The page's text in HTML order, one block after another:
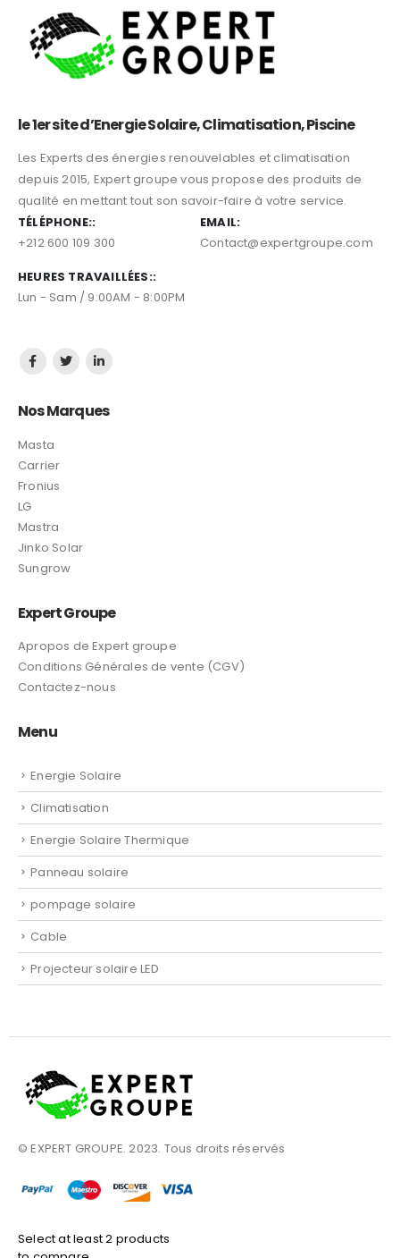
le 1er site d’Energie Solaire, Climatisation, Piscine
Les Experts des énergies renouvelables et climatisation
depuis 2015, Expert groupe vous propose des produits de
qualité en mettant tout son savoir-faire à votre service.
TÉLÉPHONE::
+212 600 109 300
EMAIL:
Contact@expertgroupe.com
HEURES TRAVAILLÉES::
Lun - Sam / 9:00AM - 8:00PM
Nos Marques
Masta
Carrier
Fronius
LG
Mastra
Jinko Solar
Sungrow
Expert Groupe
Apropos de Expert groupe
Conditions Générales de vente (CGV)
Contactez-nous
Menu
Energie Solaire
Climatisation
Energie Solaire Thermique
Panneau solaire
pompage solaire
Cable
Projecteur solaire LED
© EXPERT GROUPE. 2023. Tous droits réservés
Select at least 2 products